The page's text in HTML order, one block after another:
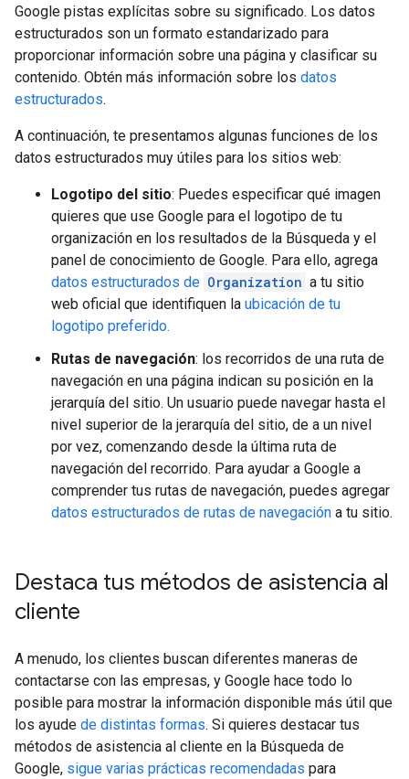
Google pistas explícitas sobre su significado. Los datos
estructurados son un formato estandarizado para
proporcionar información sobre una página y clasificar su
contenido. Obtén más información sobre los datos
estructurados.
A continuación, te presentamos algunas funciones de los
datos estructurados muy útiles para los sitios web:
Logotipo del sitio: Puedes especificar qué imagen
quieres que use Google para el logotipo de tu
organización en los resultados de la Búsqueda y el
panel de conocimiento de Google. Para ello, agrega
datos estructurados de Organization a tu sitio
web oficial que identifiquen la ubicación de tu
logotipo preferido.
Rutas de navegación: los recorridos de una ruta de
navegación en una página indican su posición en la
jerarquía del sitio. Un usuario puede navegar hasta el
nivel superior de la jerarquía del sitio, de a un nivel
por vez, comenzando desde la última ruta de
navegación del recorrido. Para ayudar a Google a
comprender tus rutas de navegación, puedes agregar
datos estructurados de rutas de navegación a tu sitio.
Destaca tus métodos de asistencia al
cliente
A menudo, los clientes buscan diferentes maneras de
contactarse con las empresas, y Google hace todo lo
posible para mostrar la información disponible más útil que
los ayude de distintas formas. Si quieres destacar tus
métodos de asistencia al cliente en la Búsqueda de
Google, sigue varias prácticas recomendadas para